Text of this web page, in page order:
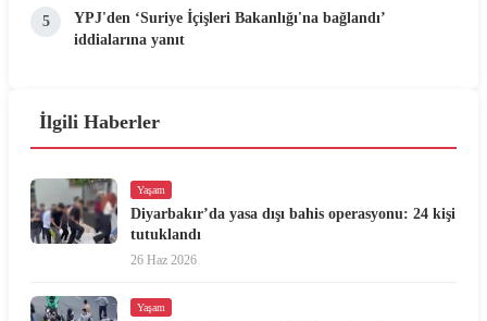
5
YPJ'den ‘Suriye İçişleri Bakanlığı'na bağlandı’
iddialarına yanıt
İlgili Haberler
Yaşam
Diyarbakır’da yasa dışı bahis operasyonu: 24 kişi
tutuklandı
26 Haz 2026
Yaşam